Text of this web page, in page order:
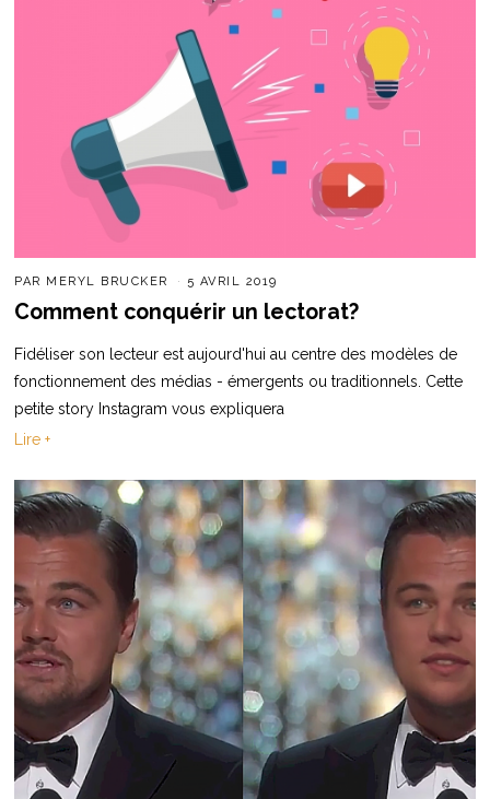
PAR MERYL BRUCKER 5 AVRIL 2019
Comment conquérir un lectorat?
Fidéliser son lecteur est aujourd'hui au centre des modèles de
fonctionnement des médias - émergents ou traditionnels. Cette
petite story Instagram vous expliquera
Lire +